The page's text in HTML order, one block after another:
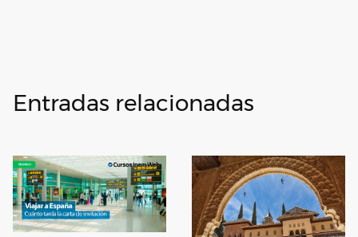
Entradas relacionadas